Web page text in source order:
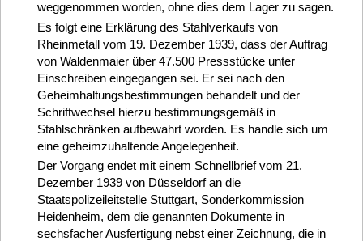
weggenommen worden, ohne dies dem Lager zu sagen.
Es folgt eine Erklärung des Stahlverkaufs von
Rheinmetall vom 19. Dezember 1939, dass der Auftrag
von Waldenmaier über 47.500 Pressstücke unter
Einschreiben eingegangen sei. Er sei nach den
Geheimhaltungsbestimmungen behandelt und der
Schriftwechsel hierzu bestimmungsgemäß in
Stahlschränken aufbewahrt worden. Es handle sich um
eine geheimzuhaltende Angelegenheit.
Der Vorgang endet mit einem Schnellbrief vom 21.
Dezember 1939 von Düsseldorf an die
Staatspolizeileitstelle Stuttgart, Sonderkommission
Heidenheim, dem die genannten Dokumente in
sechsfacher Ausfertigung nebst einer Zeichnung, die in